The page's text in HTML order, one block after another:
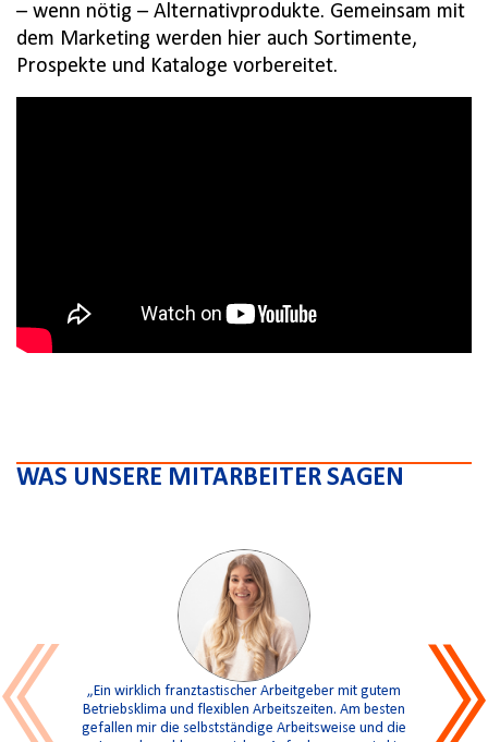
– wenn nötig – Alternativprodukte. Gemeinsam mit
dem Marketing werden hier auch Sortimente,
Prospekte und Kataloge vorbereitet.
WAS UNSERE MITARBEITER SAGEN
„Ein wirklich franztastischer Arbeitgeber mit gutem
Betriebsklima und flexiblen Arbeitszeiten. Am besten
gefallen mir die selbstständige Arbeitsweise und die
„Ich
bin stolz
und
nur